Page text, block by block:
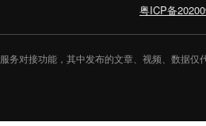
粤ICP备
务对接功能，其中发布的文章、视频、数据